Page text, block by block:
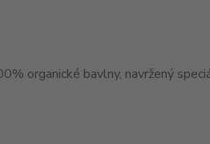
organické bavlny, navržený